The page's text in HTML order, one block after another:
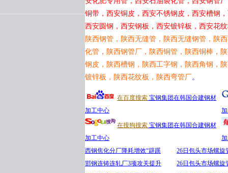
铜带，西安铜皮，西安不锈钢皮，西安槽钢
西安圆钢，西安钢板，西安镀锌板，西安花
陕西钢管，陕西无缝管，陕西无缝钢管，陕
化管，陕西钢管厂，陕西铜管，陕西铜棒，
钢皮，陕西槽钢，陕西工字钢，陕西角钢，
镀锌板，陕西花纹板，陕西弯管厂。
在百度搜索 宝钢集团在韩国合建钢材
加工中心
在搜狗搜索 宝钢集团在韩国合建钢材
加工中心
西钢焦化分厂降耗增效“辟蹊
邯钢连铸连轧厂3项攻关提升
26日包头市场螺旋
26日包头市场螺旋